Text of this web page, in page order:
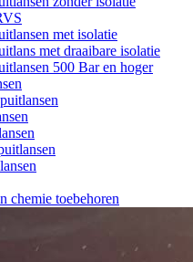
met isolatie
met draaibare isolatie
500 Bar en hoger
chemie toebehoren